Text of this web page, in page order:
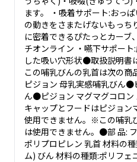
ます。 ・吸着サポート:おっ
の動きをさまたげないもっち
に密着できるぴたっとカーブ
チオンライン ・嚥下サポー
した吸い穴形状●取扱説明書
この哺乳びんの乳首は次の
ピジョン 母乳実感哺乳びん
ん●ピジョン マグマグコロ
キャップとフードはピジョ
使用できません。※この哺乳
は使用できません。●部 品:
ポリプロピレン 乳首 材料の
ム) びん 材料の種類:ポリフェ